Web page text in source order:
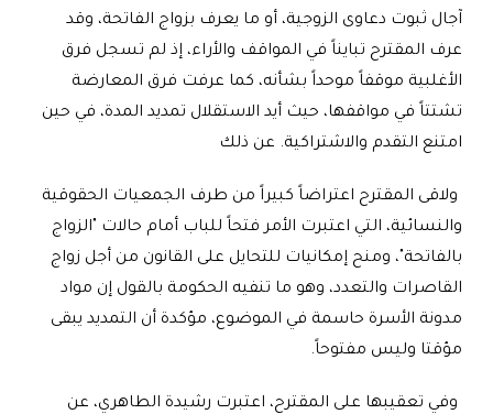
آجال ثبوت دعاوى الزوجية، أو ما يعرف بزواج الفاتحة، وقد
عرف المقترح تبايناً في المواقف والأراء، إذ لم تسجل فرق
الأغلبية موقفاً موحداً بشأنه، كما عرفت فرق المعارضة
تشتتاً في مواقفها، حيث أيد الاستقلال تمديد المدة، في حين
امتنع التقدم والاشتراكية. عن ذلك
ولاقى المقترح اعتراضاً كبيراً من طرف الجمعيات الحقوقية
والنسائية، التي اعتبرت الأمر فتحاً للباب أمام حالات "الزواج
بالفاتحة"، ومنح إمكانيات للتحايل على القانون من أجل زواج
القاصرات والتعدد، وهو ما تنفيه الحكومة بالقول إن مواد
مدونة الأسرة حاسمة في الموضوع، مؤكدة أن التمديد يبقى
مؤقتا وليس مفتوحاً.
وفي تعقيبها على المقترح، اعتبرت رشيدة الطاهري، عن